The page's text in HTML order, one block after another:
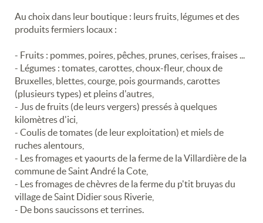
Au choix dans leur boutique : leurs fruits, légumes et des
produits fermiers locaux :
- Fruits : pommes, poires, pêches, prunes, cerises, fraises ...
- Légumes : tomates, carottes, choux-fleur, choux de
Bruxelles, blettes, courge, pois gourmands, carottes
(plusieurs types) et pleins d'autres,
- Jus de fruits (de leurs vergers) pressés à quelques
kilomètres d'ici,
- Coulis de tomates (de leur exploitation) et miels de
ruches alentours,
- Les fromages et yaourts de la ferme de la Villardière de la
commune de Saint André la Cote,
- Les fromages de chèvres de la ferme du p'tit bruyas du
village de Saint Didier sous Riverie,
- De bons saucissons et terrines.